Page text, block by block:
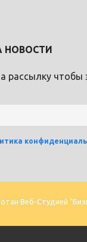
НОВОСТИ
рассылку чтобы
Веб-Студией